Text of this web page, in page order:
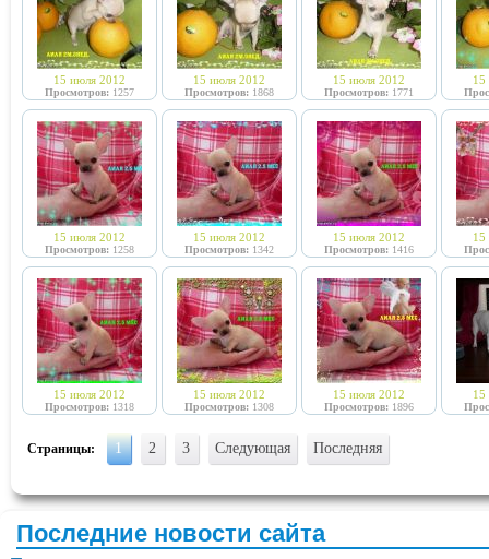
15 июля 2012
Просмотров: 1257
15 июля 2012
Просмотров: 1868
15 июля 2012
Просмотров: 1771
15
15 июля 2012
Просмотров: 1258
15 июля 2012
Просмотров: 1342
15 июля 2012
Просмотров: 1416
15
15 июля 2012
Просмотров: 1318
15 июля 2012
Просмотров: 1308
15 июля 2012
Просмотров: 1896
15
Страницы: 1 2 3 Следующая Последняя
Последние новости сайта